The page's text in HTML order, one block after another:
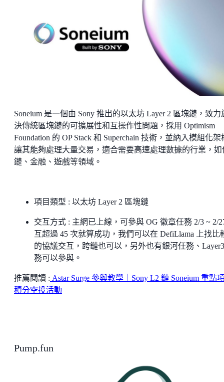
Soneium 是一個由 Sony 推出的以太坊 Layer 2 區塊鏈，致力
決傳統區塊鏈的可擴展性和互操作性問題，採用 Optimism
Foundation 的 OP Stack 和 Superchain 技術，並納入模組化架
讓其能夠處理大量交易，適合需要高速處理數據的行業，如
鏈、金融、遊戲等領域。
項目類型 : 以太坊 Layer 2 區塊鏈
交互方式 : 主網已上線，可參與 OG 徽章任務 2/3 ~ 2/
互超過 45 次就算成功，我們可以在 DefiLlama 上找比
的協議交互，跨鏈也可以，另外也有銀河任務、
務可以參與。
推薦閱讀 : Astar Surge 參與教學｜Sony L2 鏈 Soneium 重點
積分空投活動
Pump.fun